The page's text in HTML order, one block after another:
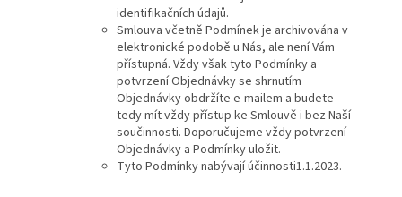
identifikačních údajů.
Smlouva včetně Podmínek je archivována v
elektronické podobě u Nás, ale není Vám
přístupná. Vždy však tyto Podmínky a
potvrzení Objednávky se shrnutím
Objednávky obdržíte e-mailem a budete
tedy mít vždy přístup ke Smlouvě i bez Naší
součinnosti. Doporučujeme vždy potvrzení
Objednávky a Podmínky uložit.
Tyto Podmínky nabývají účinnosti1.1.2023.